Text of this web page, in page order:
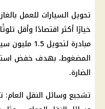
تحويل السيارات للعمل
خيارًا أكثر اقتصادًا وأقل
مبادرة لتحويل 1.5 مليون
المضغوط، بهدف خفض
الضارة.
تشجيع وسائل النقل العام: